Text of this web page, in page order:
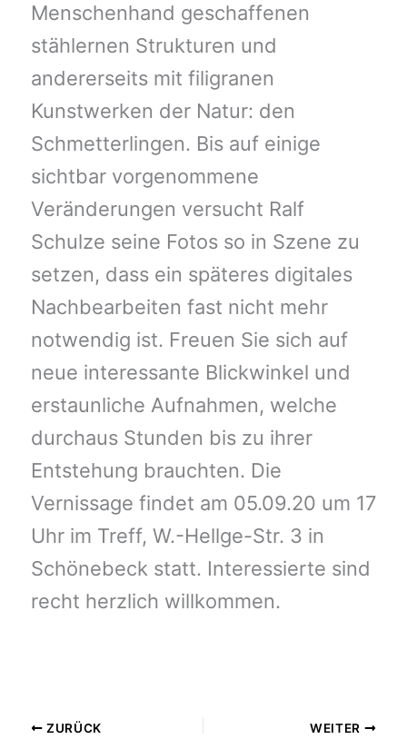
Menschenhand geschaffenen
stählernen Strukturen und
andererseits mit filigranen
Kunstwerken der Natur: den
Schmetterlingen. Bis auf einige
sichtbar vorgenommene
Veränderungen versucht Ralf
Schulze seine Fotos so in Szene zu
setzen, dass ein späteres digitales
Nachbearbeiten fast nicht mehr
notwendig ist. Freuen Sie sich auf
neue interessante Blickwinkel und
erstaunliche Aufnahmen, welche
durchaus Stunden bis zu ihrer
Entstehung brauchten. Die
Vernissage findet am 05.09.20 um 17
Uhr im Treff, W.-Hellge-Str. 3 in
Schönebeck statt. Interessierte sind
recht herzlich willkommen.
ZURÜCK WEITER